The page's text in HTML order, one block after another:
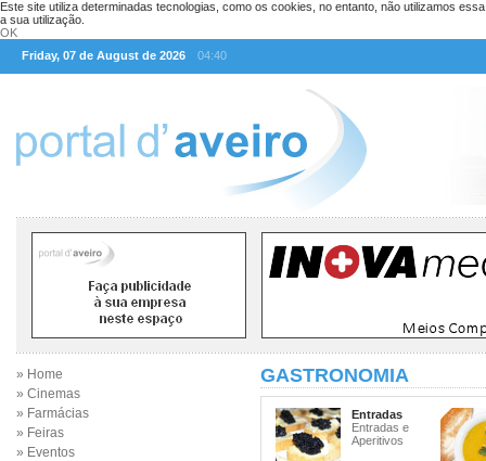
Este site utiliza determinadas tecnologias, como os cookies, no entanto, não utilizamos
a sua utilização.
OK
Friday, 07 de August de 2026
04:40
» Home
» Cinemas
» Farmácias
» Feiras
» Eventos
GASTRONOMIA
Entradas
Entradas e
Aperitivos